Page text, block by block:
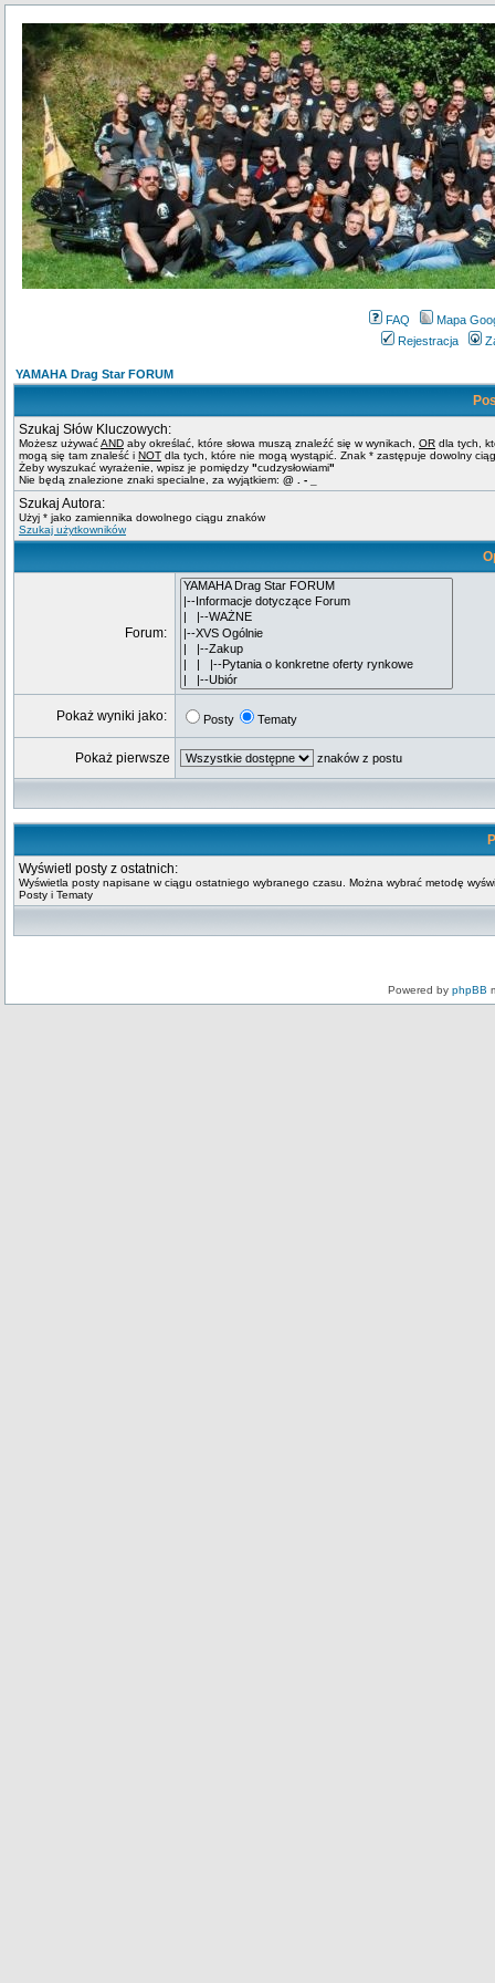
FAQ
Mapa
Rejestracja
YAMAHA Drag Star FORUM
Szukaj Słów Kluczowych:
Możesz używaćAND aby określać, które słowa muszą znaleźć się w wynikach, OR dla tych,
mogą się tam znaleść i NOT dla tych, które nie mogą wystąpić. Znak * zastępuje dowolny
Żeby wyszukać wyrażenie, wpisz je pomiędzy "cudzysłowiami"
Nie będą znalezione znaki specialne, za wyjątkiem: @ . - _
Szukaj Autora:
Użyj * jako zamiennika dowolnego ciągu znaków
Szukaj użytkowników
Forum:
Pokaż wyniki jako: Posty Tematy
Pokaż pierwsze znaków z postu
Wyświetl posty z ostatnich:
Wyświetla posty napisane w ciągu ostatniego wybranego czasu. Można wybrać metodę
Posty i Tematy
Powered by phpBB